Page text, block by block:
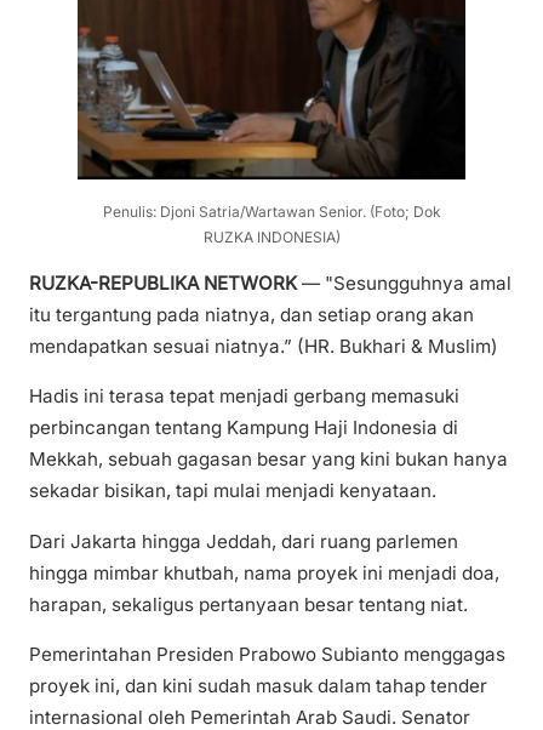
Penulis: Djoni Satria/Wartawan Senior. (Foto; Dok
RUZKA INDONESIA)
RUZKA-REPUBLIKA NETWORK— "Sesungguhnya amal
itu tergantung pada niatnya, dan setiap orang akan
mendapatkan sesuai niatnya.” (HR. Bukhari & Muslim)
Hadis ini terasa tepat menjadi gerbang memasuki
perbincangan tentang Kampung Haji Indonesia di
Mekkah, sebuah gagasan besar yang kini bukan hanya
sekadar bisikan, tapi mulai menjadi kenyataan.
Dari Jakarta hingga Jeddah, dari ruang parlemen
hingga mimbar khutbah, nama proyek ini menjadi doa,
harapan, sekaligus pertanyaan besar tentang niat.
Pemerintahan Presiden Prabowo Subianto menggagas
proyek ini, dan kini sudah masuk dalam tahap tender
internasional oleh Pemerintah Arab Saudi. Senator